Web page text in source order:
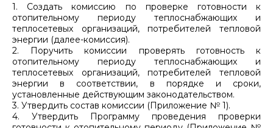
1. Создать комиссию по проверке готовности к
отопительному периоду теплоснабжающих и
теплосетевых организаций, потребителей тепловой
энергии (далее-комиссия).
2. Поручить комиссии проверять готовность к
отопительному периоду теплоснабжающих и
теплосетевых организаций, потребителей тепловой
энергии в соответствии, в порядке и сроки,
установленные действующим законодательством.
3. Утвердить состав комиссии (Приложение № 1).
4. Утвердить Программу проведения проверки